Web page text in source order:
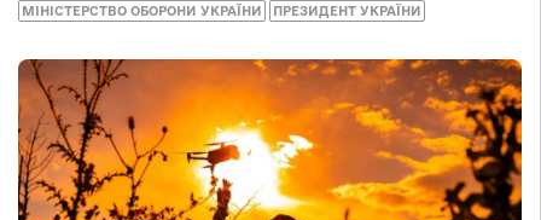
МІНІСТЕРСТВО ОБОРОНИ УКРАЇНИ ПРЕЗИДЕНТ УКРАЇНИ